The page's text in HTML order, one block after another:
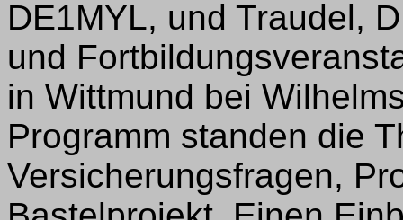
DE1MYL, und Traudel,
und
in Wittmund bei
Programm standen die
Versicherungsfragen,